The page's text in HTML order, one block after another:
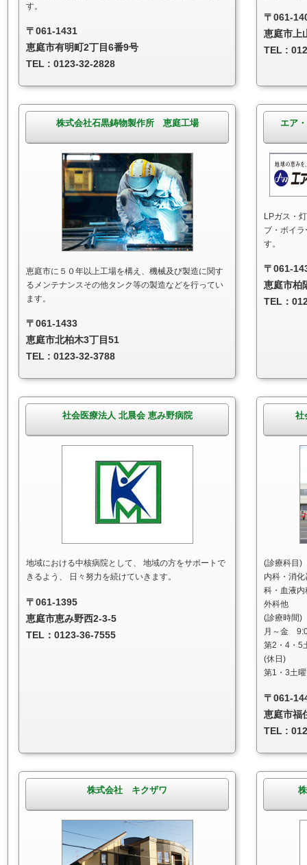
す。
〒061-1431
恵庭市有明町2丁目6番9号
TEL : 0123-32-2828
〒061-
恵庭市上
TEL :
株式会社石黒鋳物製作所 恵庭工場
恵庭市に５０年以上工場を構え、機械及び製造に関す
るメンテナンスその他タンク等の製造などを行ってい
ます。
〒061-1433
恵庭市北柏木3丁目51
TEL : 0123-32-3788
エア
LPガス・
ブ・ボイ
す。
〒061-
恵庭市柏
TEL：
社会医療法人 北晨会 恵み野病院
地域における中核病院として、 地域の方をサポートで
きるよう、 日々努力を続けていきます。
〒061-1395
恵庭市恵み野西2-3-5
TEL：0123-36-7555
社
(診療科目)
内科・消
科・血液
外科他
(診療時間)
月～金
第2・4・
(休日)
第1・3土
〒061-
恵庭市福
TEL :
株式会社 キクザワ